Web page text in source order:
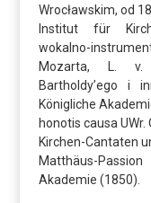
Wrocławskim, od
Institut für
wokalno-
Mozarta, L. v.
Bartholdy’ego i
Königliche
honotis causa UWr.
Kirchen-Cantaten
Matthäus-
Akademie (1850).